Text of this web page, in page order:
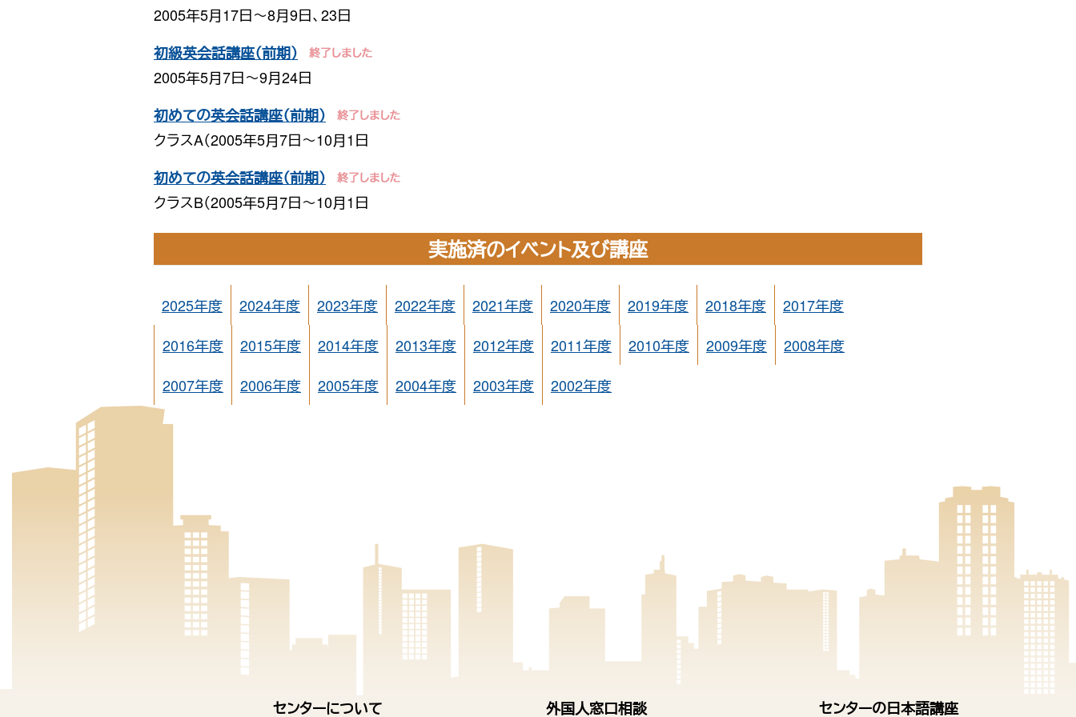
2005年5月17日〜8月9日、23日
初級英会話講座（前期）
2005年5月7日〜9月24日
初めての英会話講座（前期）
クラスA（2005年5月7日〜10月1日
初めての英会話講座（前期）
クラスB（2005年5月7日〜10月1日
実施済のイベント及び講座
2025年度 2024年度 2023年度 2022年度 2021年度 2020年度 2019年度 2018年度
2017年度
2016年度
2015年度 2014年度 2013年度 2012年度 2011年度 2010年度 2009年度
2008年度
2007年度
2006年度 2005年度 2004年度 2003年度 2002年度
センターについて 外国人窓口相談 センターの日本語講座